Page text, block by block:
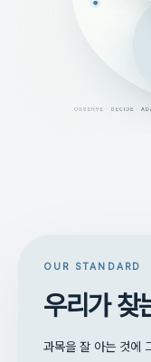
OUR STANDARD
우리가 찾
과목을 잘 아는 것에